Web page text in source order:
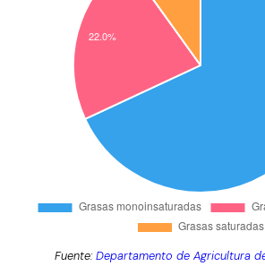
Fuente:Departamento de Agricultura de